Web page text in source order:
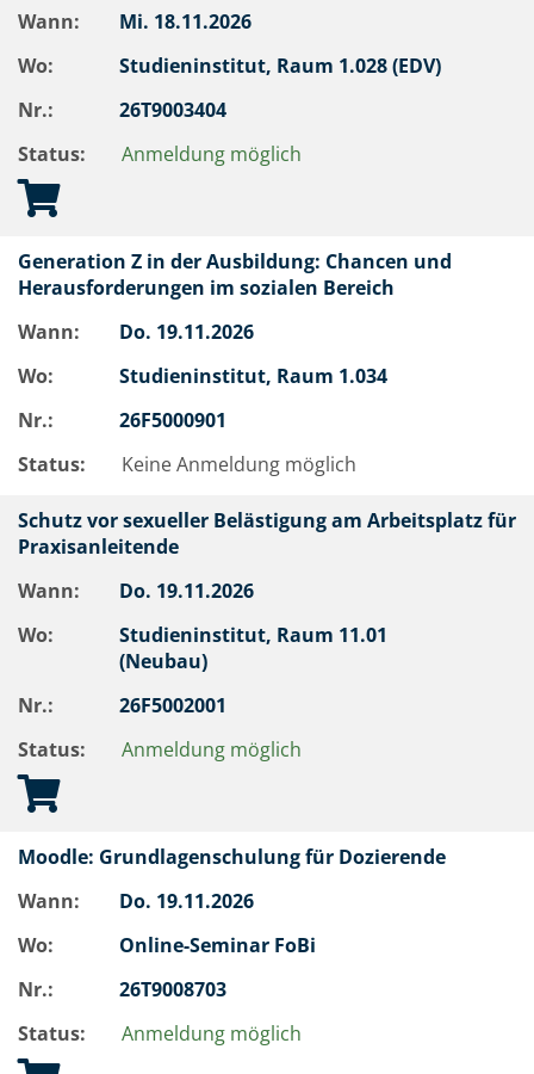
Wann: Mi. 18.11.2026
Wo:
Studieninstitut, Raum 1.028 (EDV)
Nr.:
26T9003404
Status:
Anmeldung möglich
Generation Z in der Ausbildung: Chancen und
Herausforderungen im sozialen Bereich
Wann:
Do. 19.11.2026
Wo:
Studieninstitut, Raum 1.034
Nr.:
26F5000901
Status:
Keine Anmeldung möglich
Schutz vor sexueller Belästigung am Arbeitsplatz für
Praxisanleitende
Wann:
Do. 19.11.2026
Wo:
Studieninstitut, Raum 11.01
(Neubau)
Nr.:
26F5002001
Status:
Anmeldung möglich
Moodle: Grundlagenschulung für Dozierende
Wann:
Do. 19.11.2026
Wo:
Online-Seminar FoBi
Nr.:
26T9008703
Status:
Anmeldung möglich